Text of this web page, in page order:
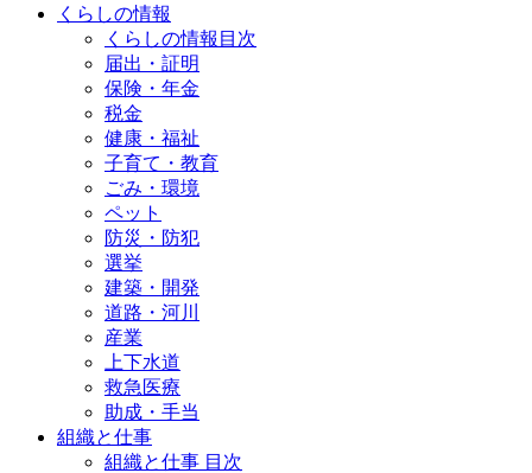
くらしの情報
くらしの情報目次
届出・証明
保険・年金
税金
健康・福祉
子育て・教育
ごみ・環境
ペット
防災・防犯
選挙
建築・開発
道路・河川
産業
上下水道
救急医療
助成・手当
組織と仕事
組織と仕事 目次